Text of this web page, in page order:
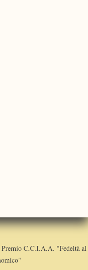
C.C.I.A.A. "Fedeltà al